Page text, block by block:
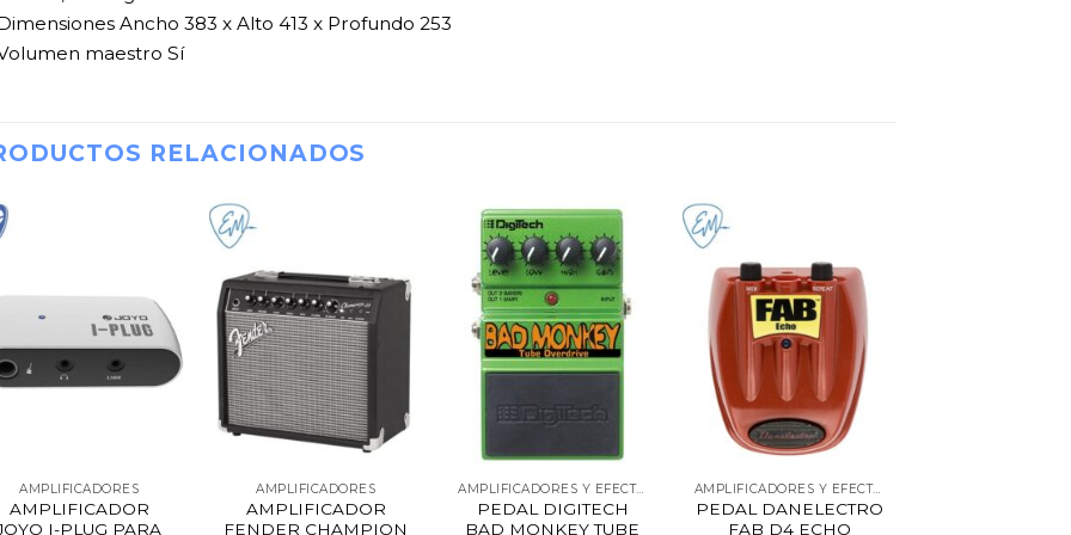
Ancho 383 x Alto 413 x Profundo 253
maestro Sí
RELACIONADOS
AMPLIFICADORES
AMPLIFICADOR
I-PLUG PARA
AMPLIFICADORES
AMPLIFICADOR
FENDER CHAMPION
AMPLIFICADORES Y EFECTOS
PEDAL DIGITECH
BAD MONKEY TUBE
AMPLIFICADORES Y EFECTOS
PEDAL DANELECTRO
FAB D4 ECHO